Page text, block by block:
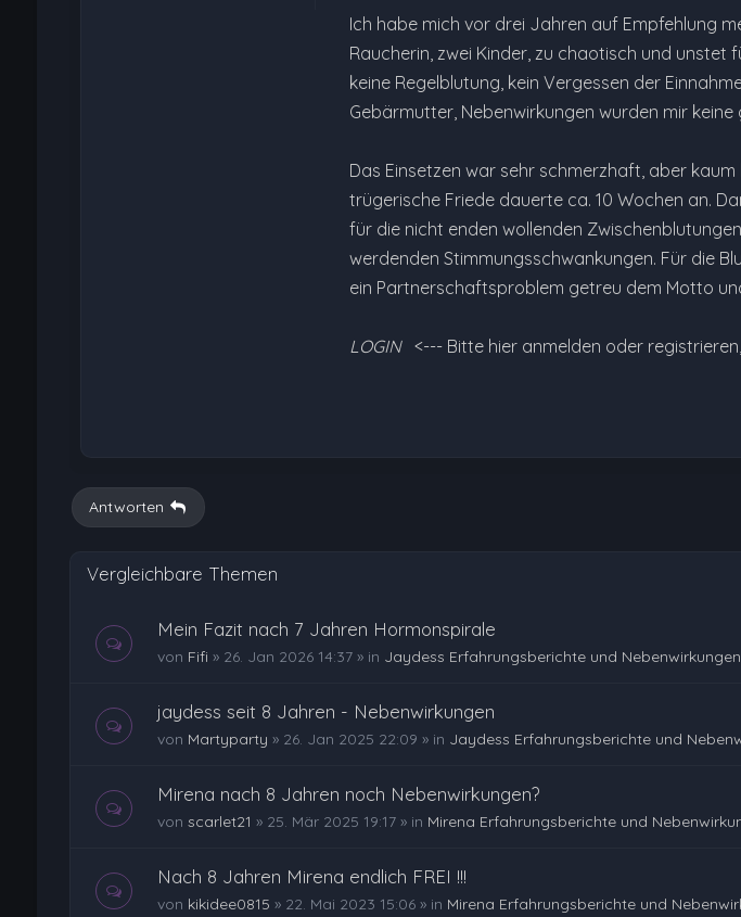
Ich habe mich vor drei Jahren auf Empfehlung
Raucherin, zwei Kinder, zu chaotisch und unstet
keine Regelblutung, kein Vergessen der
Gebärmutter, Nebenwirkungen wurden mir keine
Das Einsetzen war sehr schmerzhaft, aber
trügerische Friede dauerte ca. 10 Wochen an.
für die nicht enden wollenden
werdenden Stimmungsschwankungen. Für die
ein Partnerschaftsproblem getreu dem Motto
LOGIN <--- Bitte hier anmelden oder
Antworten
Vergleichbare Themen
Mein Fazit nach 7 Jahren Hormonspirale
von Fifi » 26. Jan 2026 14:37» in Jaydess Erfahrungsberichte und Nebenwirkungen
jaydess seit 8 Jahren - Nebenwirkungen
von Martyparty » 26. Jan 2025 22:09 » in Jaydess Erfahrungsberichte und
Mirena nach 8 Jahren noch Nebenwirkungen?
von scarlet21 » 25. Mär 2025 19:17» in Mirena Erfahrungsberichte und
Nach 8 Jahren Mirena endlich FREI !!!
von kikidee0815 » 22. Mai 2023 15:06» in Mirena Erfahrungsberichte und